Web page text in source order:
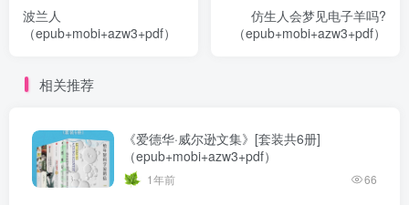
波兰人
（epub+mobi+azw3+pdf）
仿生人会梦见电子羊吗?
（epub+mobi+azw3+pdf）
相关推荐
《爱德华·威尔逊文集》[套装共6册]
（epub+mobi+azw3+pdf）
1年前 66